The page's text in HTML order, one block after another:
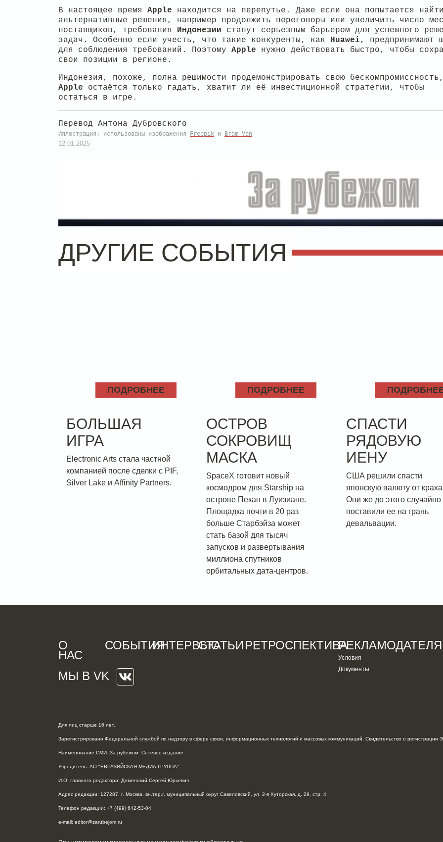
В настоящее время Apple находится на перепутье. Даже если она попытается найти
альтернативные решения, например продолжить переговоры или увеличить число
поставщиков, требования Индонезии станут серьезным барьером для успешного
задач. Особенно если учесть, что такие конкуренты, как Huawei, предпринимают
для соблюдения требований. Поэтому Apple нужно действовать быстро, чтобы
свои позиции в регионе.
Индонезия, похоже, полна решимости продемонстрировать свою
Apple остаётся только гадать, хватит ли её инвестиционной стратегии, чтобы
остаться в игре.
Перевод Антона Дубровского
Иллюстрация: использованы изображения Freepik и Bram Van
12.01.2025
ДРУГИЕ СОБЫТИЯ
ПОДРОБНЕЕ
БОЛЬШАЯ
ИГРА
Electronic Arts стала частной
компанией после сделки с PIF,
Silver Lake и Affinity Partners.
ПОДРОБНЕЕ
ОСТРОВ
СОКРОВИЩ
МАСКА
SpaceX готовит новый
космодром для Starship на
острове Пекан в Луизиане.
Площадка почти в 20 раз
больше Старбэйза может
стать базой для тысяч
запусков и развертывания
миллиона спутников
орбитальных дата-центров.
СПАСТИ
РЯДОВУЮ
ИЕНУ
США решили спасти
японскую валюту от
Они же до этого случайно
поставили ее на грань
девальвации.
О
НАС
СОБЫТИЯИНТЕРВЬЮСТАТЬИРЕТРОСПЕКТИВА
МЫ В VK
Условия
Документы
Для лиц старше 16 лет.
Зарегистрировано Федеральной службой по надзору в сфере связи, информационных технологий и массовых коммуникаций. Свидетельство о
Наименование СМИ: За рубежом. Сетевое издание.
Учредитель: АО "ЕВРАЗИЙСКАЯ МЕДИА ГРУППА".
И.О. главного редактора: Деменский Сергей Юрьевич
Адрес редакции: 127287, г. Москва, вн.тер.г. муниципальный округ Савеловский, ул. 2-я Хуторская, д. 29, стр. 4
Телефон редакции: +7 (499) 642-53-04
e-mail: editor@zarubejom.ru